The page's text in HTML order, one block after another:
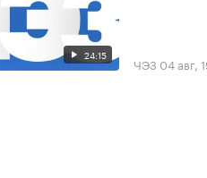
24:15 ЧЭЗ 04 авг,